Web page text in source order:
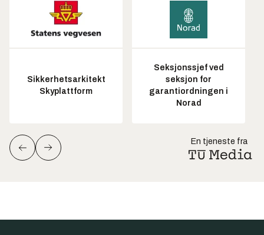
Sikkerhetsarkitekt
Skyplattform
Seksjonssjef ved
seksjon for
garantiordningen i
Norad
En tjeneste fra